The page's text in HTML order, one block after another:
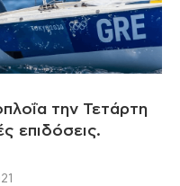
την Τετάρτη
επιδόσεις.